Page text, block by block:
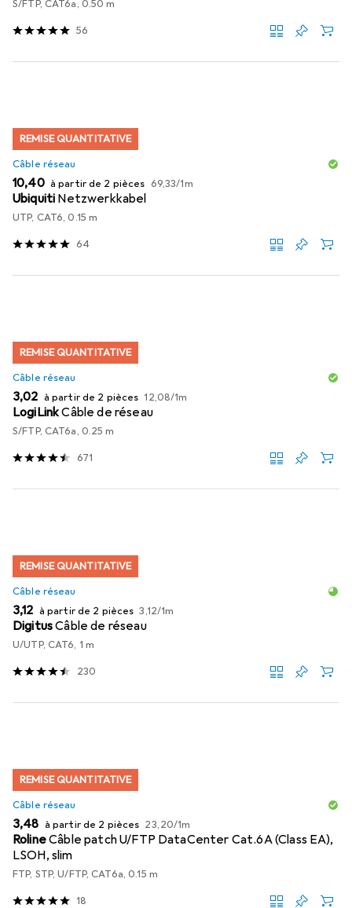
S/FTP, CAT6a, 0.50 m
56
REMISE QUANTITATIVE
Câble réseau
EUR
10,40 à partir de 2 pièces EUR
69,33/1m
Ubiquiti Netzwerkkabel
UTP, CAT6, 0.15 m
64
REMISE QUANTITATIVE
Câble réseau
EUR
3,02 à partir de 2 pièces EUR
12,08/1m
LogiLinkCâble de réseau
S/FTP, CAT6a, 0.25 m
671
REMISE QUANTITATIVE
Câble réseau
EUR
3,12 à partir de 2 pièces EUR
3,12/1m
DigitusCâble de réseau
U/UTP, CAT6, 1 m
230
REMISE QUANTITATIVE
Câble réseau
EUR
3,48 à partir de 2 pièces EUR
23,20/1m
RolineCâble patch U/FTP DataCenter Cat.6A (Class EA),
LSOH, slim
FTP, STP, U/FTP, CAT6a, 0.15 m
18